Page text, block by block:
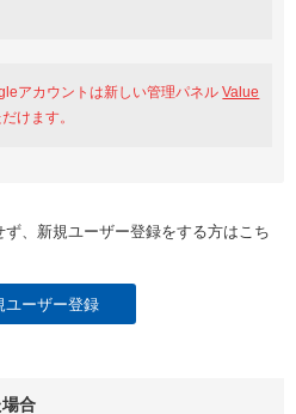
アカウントは新しい管理パネルValue
けます。
、新規ユーザー登録をする方はこち
ユーザー登録
合